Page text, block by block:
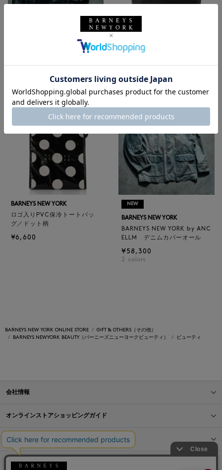
レザートートバッグ（M）
BARNEYS NEW YORK
ロゴ入りPVC保冷トートバッ
グ／ドット柄
¥6,600
NEW
BARNEYS NEW YORK
BARNEYS NEW YORK by ANC
ELLM デニムカバーオール
¥58,300
2 colors
BARNEYS NEW YORK ONLINE STORE
GIFT & OTHERS（その他）
BARNEYS NEWYORK BEAUTY（バーニーズニューヨークビューティ）
ビューティ
会社情報
オンラインストアショッピングガイド
店舗情報
サービス